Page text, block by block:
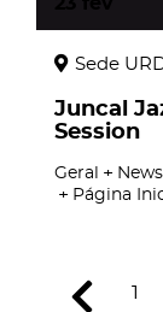
Sede
Juncal
Session
Geral
Página
1